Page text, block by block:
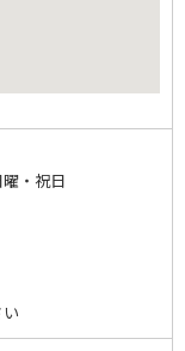
・祝日